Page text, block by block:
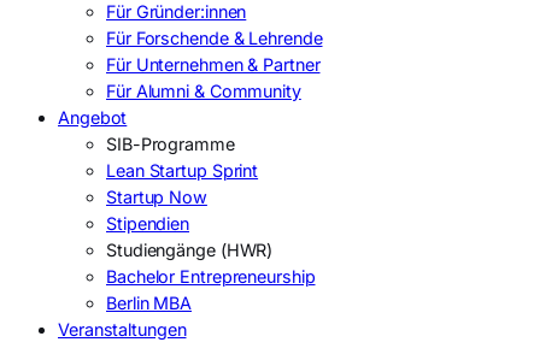
Für Gründer:innen
Für Forschende & Lehrende
Für Unternehmen & Partner
Für Alumni & Community
Angebot
SIB-Programme
Lean Startup Sprint
Startup Now
Stipendien
Studiengänge (HWR)
Bachelor Entrepreneurship
Berlin MBA
Veranstaltungen